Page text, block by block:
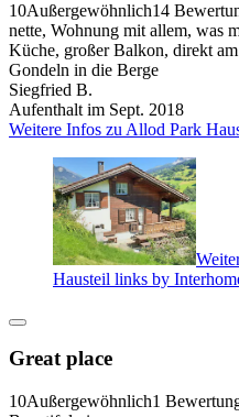
10Außergewöhnlich14
nette, Wohnung mit allem, was
Küche, großer Balkon, direkt
Gondeln in die Berge
Siegfried B.
Aufenthalt im Sept. 2018
Weitere Infos zu Allod Park
Hausteil links by
Great place
10Außergewöhnlich1